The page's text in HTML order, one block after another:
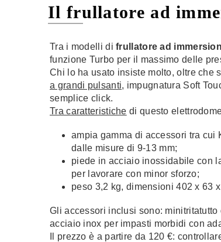
Il frullatore ad
Tra i modelli difrullatore ad
funzione Turbo per il massimo delle
Chi lo ha usato insiste molto, oltre che
a grandi pulsanti, impugnatura Soft
semplice click.
Tra caratteristiche di questo
ampia gamma di accessori tra cui
dalle misure di 9-13 mm;
piede in acciaio inossidabile con
per lavorare con minor sforzo;
peso 3,2 kg, dimensioni 402 x 63
Gli accessori inclusi sono:
acciaio inox per impasti morbidi con
Il prezzo è a partire da 120 €: